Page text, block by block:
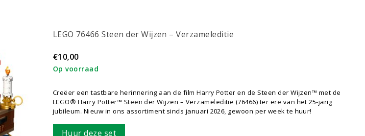
LEGO 76466 Steen der Wijzen – Verzameleditie
€10,00
Op voorraad
Creëer een tastbare herinnering aan de film Harry Potter en de Steen der Wijzen™ met de
LEGO® Harry Potter™ Steen der Wijzen – Verzameleditie (76466) ter ere van het 25-jarig
jubileum. Nieuw in ons assortiment sinds januari 2026, gewoon per week te huur!
Huur deze set